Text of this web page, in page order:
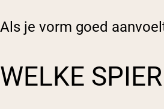
Als je vorm goed
WELKE